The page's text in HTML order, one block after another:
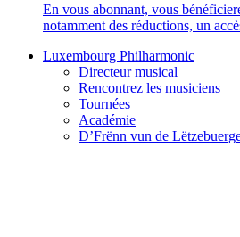
En vous abonnant, vous
notamment des réductions, un
Luxembourg Philharmonic
Directeur musical
Rencontrez les musiciens
Tournées
Académie
D’Frënn vun de